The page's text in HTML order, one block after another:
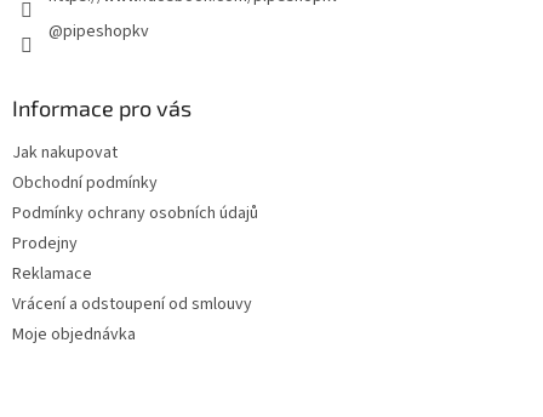
@pipeshopkv
Informace pro vás
Jak nakupovat
Obchodní podmínky
Podmínky ochrany osobních údajů
Prodejny
Reklamace
Vrácení a odstoupení od smlouvy
Moje objednávka